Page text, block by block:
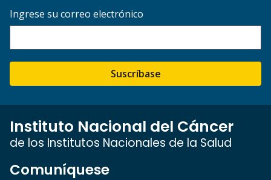
Ingrese su correo electrónico
Suscríbase
Instituto Nacional del Cáncer
de los Institutos Nacionales de la Salud
Comuníquese